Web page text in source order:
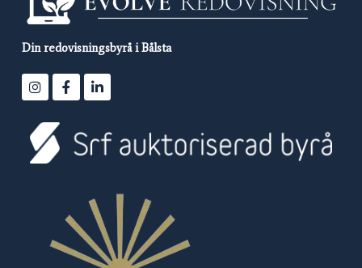
Din redovisningsbyrå i Bålsta